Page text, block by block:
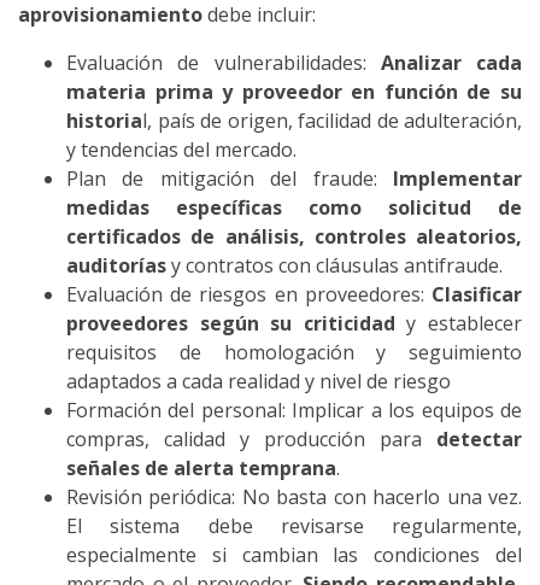
aprovisionamientodebe incluir:
Evaluación de vulnerabilidades: Analizar cada
materia prima y proveedor en función de su
historial, país de origen, facilidad de adulteración,
y tendencias del mercado.
Plan de mitigación del fraude: Implementar
medidas específicas como solicitud de
certificados de análisis, controles aleatorios,
auditoríasy contratos con cláusulas antifraude.
Evaluación de riesgos en proveedores: Clasificar
proveedores según su criticidady establecer
requisitos de homologación y seguimiento
adaptados a cada realidad y nivel de riesgo
Formación del personal: Implicar a los equipos de
compras, calidad y producción para detectar
señales de alerta temprana.
Revisión periódica: No basta con hacerlo una vez.
El sistema debe revisarse regularmente,
especialmente si cambian las condiciones del